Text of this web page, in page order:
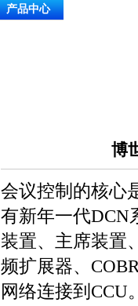
产品中心
博
会议控制的核心
有新年一代DCN
装置、主席装置
频扩展器、
网络连接到 CCU